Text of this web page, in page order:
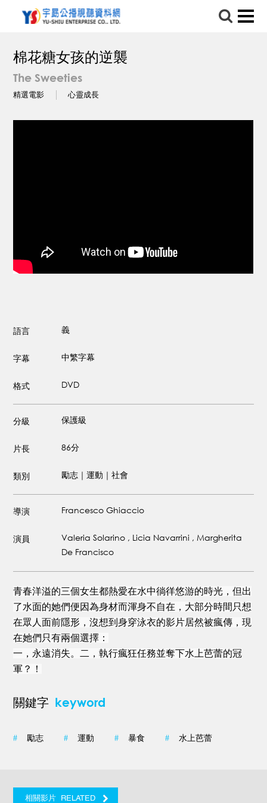
棉花糖女孩的逆襲
The Sweeties
精選電影 心靈成長
語言 義
字幕 中繁字幕
格式 DVD
分級 保護級
片長 86分
類別 勵志｜運動｜社會
導演 Francesco Ghiaccio
演員
Valeria Solarino , Licia Navarrini , Margherita
De Francisco
青春洋溢的三個女生都熱愛在水中徜徉悠游的時光，但出
了水面的她們便因為身材而渾身不自在，大部分時間只想
在眾人面前隱形，沒想到身穿泳衣的影片居然被瘋傳，現
在她們只有兩個選擇：
一， 永遠消失。二，執行瘋狂任務並奪下水上芭蕾的冠
軍？！
關鍵字 keyword
# 勵志 # 運動 # 暴食 # 水上芭蕾
相關影片 RELATED